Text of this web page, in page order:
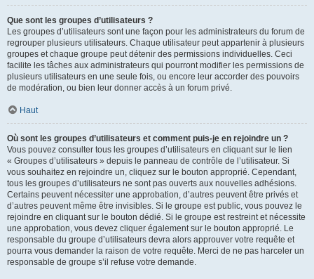
Que sont les groupes d’utilisateurs ?
Les groupes d’utilisateurs sont une façon pour les administrateurs du forum de
regrouper plusieurs utilisateurs. Chaque utilisateur peut appartenir à plusieurs
groupes et chaque groupe peut détenir des permissions individuelles. Ceci
facilite les tâches aux administrateurs qui pourront modifier les permissions de
plusieurs utilisateurs en une seule fois, ou encore leur accorder des pouvoirs
de modération, ou bien leur donner accès à un forum privé.
Haut
Où sont les groupes d’utilisateurs et comment puis-je en rejoindre un ?
Vous pouvez consulter tous les groupes d’utilisateurs en cliquant sur le lien
« Groupes d’utilisateurs » depuis le panneau de contrôle de l’utilisateur. Si
vous souhaitez en rejoindre un, cliquez sur le bouton approprié. Cependant,
tous les groupes d’utilisateurs ne sont pas ouverts aux nouvelles adhésions.
Certains peuvent nécessiter une approbation, d’autres peuvent être privés et
d’autres peuvent même être invisibles. Si le groupe est public, vous pouvez le
rejoindre en cliquant sur le bouton dédié. Si le groupe est restreint et nécessite
une approbation, vous devez cliquer également sur le bouton approprié. Le
responsable du groupe d’utilisateurs devra alors approuver votre requête et
pourra vous demander la raison de votre requête. Merci de ne pas harceler un
responsable de groupe s’il refuse votre demande.